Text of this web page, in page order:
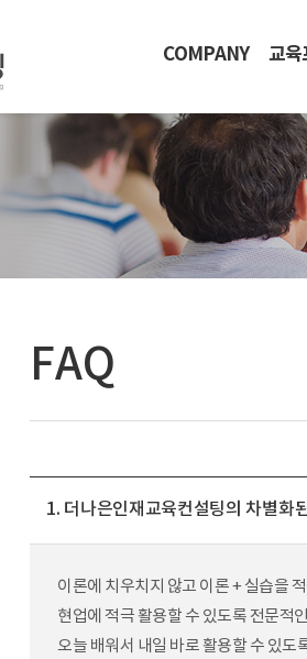
COMPANY 교육
FAQ
1. 더나은인재교육컨설팅의 차별화
이론에 치우치지 않고 이론 + 실습을
현업에 적극 활용할 수 있도록 전문적
오늘 배워서 내일 바로 활용할 수 있도